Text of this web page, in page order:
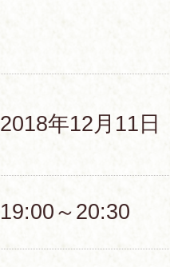
2018年12月11日
19:00～20:30